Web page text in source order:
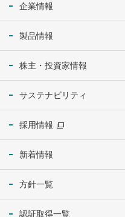
企業情報
製品情報
株主・投資家情報
サステナビリティ
採用情報
新着情報
方針一覧
認証取得一覧